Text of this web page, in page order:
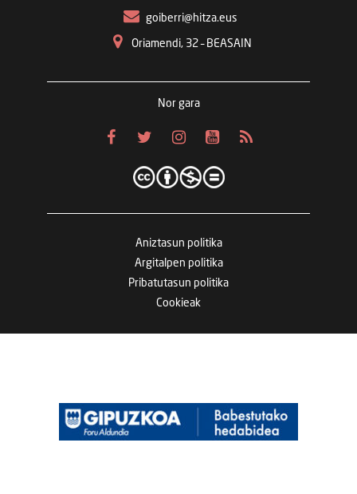
goiberri@hitza.eus
Oriamendi, 32 – BEASAIN
Nor gara
Aniztasun politika
Argitalpen politika
Pribatutasun politika
Cookieak